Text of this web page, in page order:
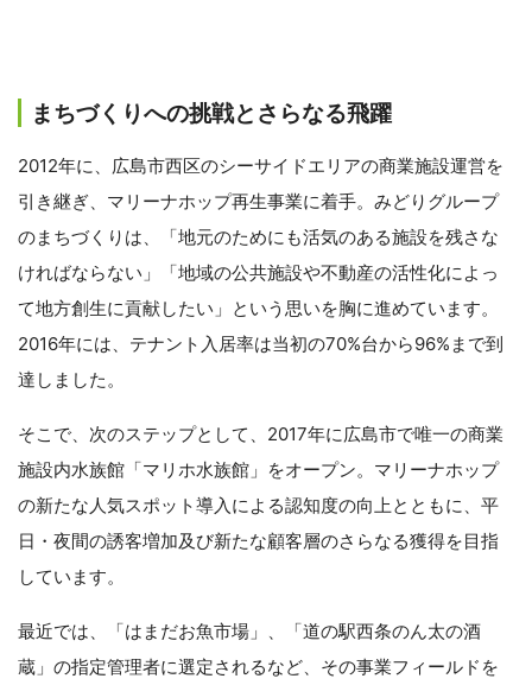
まちづくりへの挑戦とさらなる飛躍
2012年に、広島市西区のシーサイドエリアの商業施設運営を
引き継ぎ、マリーナホップ再生事業に着手。みどりグループ
のまちづくりは、「地元のためにも活気のある施設を残さな
ければならない」「地域の公共施設や不動産の活性化によっ
て地方創生に貢献したい」という思いを胸に進めています。
2016年には、テナント入居率は当初の70%台から96%まで到
達しました。
そこで、次のステップとして、2017年に広島市で唯一の商業
施設内水族館「マリホ水族館」をオープン。マリーナホップ
の新たな人気スポット導入による認知度の向上とともに、平
日・夜間の誘客増加及び新たな顧客層のさらなる獲得を目指
しています。
最近では、「はまだお魚市場」、「道の駅西条のん太の酒
蔵」の指定管理者に選定されるなど、その事業フィールドを